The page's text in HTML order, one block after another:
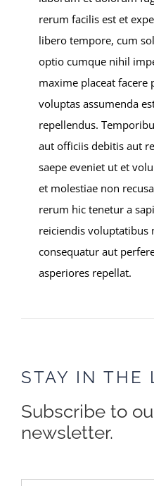
rerum facilis est et
libero tempore, cum
optio cumque nihil
maxime placeat facere
voluptas assumenda
repellendus.
aut officiis debitis aut
saepe eveniet ut et
et molestiae non
rerum hic tenetur a
reiciendis voluptatibus
consequatur aut
asperiores repellat.
STAY IN THE
Subscribe to
newsletter.